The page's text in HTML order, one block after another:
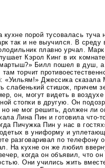
порой тусовалась туча
так и не выучился. В среду
плавно урчал.
Кэрол Кинг в их
Билл пошел в душ,
торчит
«Уильям!» Джессика
слабенький стишок, причем
он, могут видеть в воздухе
стопки в другую. Он
но не мог решить, должен ли
Лина Пин и готовила что-
Пичужка Пин у нас в
в униформу и
разговаривал по телефону
На кухне он же любил
когда он объявил, что он
Они учились жить